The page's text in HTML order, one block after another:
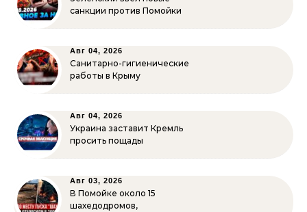
санкции против Помойки
Авг 04, 2026
Санитарно-гигиенические
работы в Крыму
Авг 04, 2026
Украина заставит Кремль
просить пощады
Авг 03, 2026
В Помойке около 15
шахедодромов,